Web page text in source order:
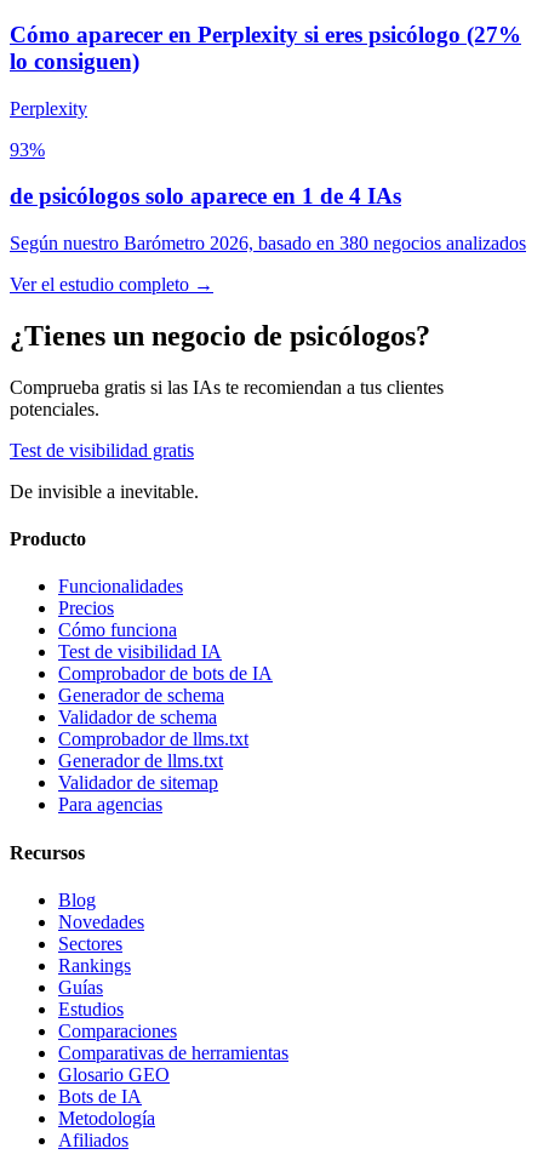
Cómo aparecer en Perplexity si eres psicólogo (27%
lo consiguen)
Perplexity
93%
de psicólogos solo aparece en 1 de 4 IAs
Según nuestro Barómetro 2026, basado en 380 negocios analizados
Ver el estudio completo →
¿Tienes un negocio de psicólogos?
Comprueba gratis si las IAs te recomiendan a tus clientes
potenciales.
Test de visibilidad gratis
De invisible a inevitable.
Producto
Funcionalidades
Precios
Cómo funciona
Test de visibilidad IA
Comprobador de bots de IA
Generador de schema
Validador de schema
Comprobador de llms.txt
Generador de llms.txt
Validador de sitemap
Para agencias
Recursos
Blog
Novedades
Sectores
Rankings
Guías
Estudios
Comparaciones
Comparativas de herramientas
Glosario GEO
Bots de IA
Metodología
Afiliados